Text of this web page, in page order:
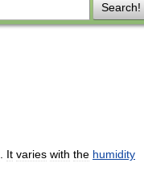
Search!
It varies with the humidity